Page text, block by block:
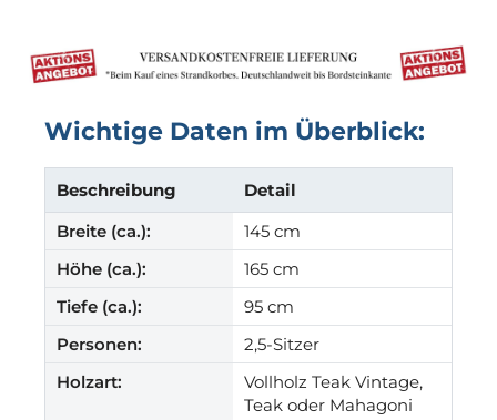
Wichtige Daten im Überblick:
Beschreibung
Detail
Breite (ca.):
145 cm
Höhe (ca.):
165 cm
Tiefe (ca.):
95 cm
Personen:
2,5-Sitzer
Holzart:
Vollholz Teak Vintage,
Teak oder Mahagoni